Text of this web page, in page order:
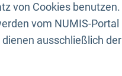
von Cookies benutzen.
vom NUMIS-Portal
ausschließlich der